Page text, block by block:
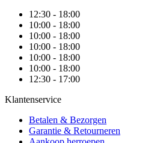
12:30 - 18:00
10:00 - 18:00
10:00 - 18:00
10:00 - 18:00
10:00 - 18:00
10:00 - 18:00
12:30 - 17:00
Klantenservice
Betalen & Bezorgen
Garantie & Retourneren